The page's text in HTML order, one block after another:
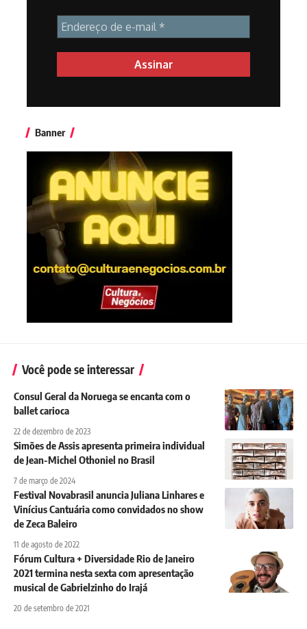
Banner
Você pode se interessar
Consul Geral da Noruega se encanta com o
ballet carioca
22 de dezembro de 2023
Simões de Assis apresenta primeira individual
de Jean-Michel Othoniel no Brasil
7 de março de 2024
Festival Novabrasil anuncia Juliana Linhares e
Vinícius Cantuária como convidados no show
de Zeca Baleiro
11 de agosto de 2022
Fórum Cultura + Diversidade Rio de Janeiro
2021 termina nesta sexta com apresentação
musical de Gabrielzinho do Irajá
20 de setembro de 2021